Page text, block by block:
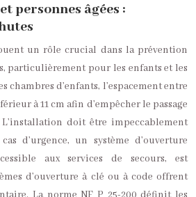
personnes âgées :
un rôle crucial dans la prévention
particulièrement pour les enfants et les
chambres d’enfants, l’espacement entre
à 11 cm afin d’empêcher le passage
doit être impeccablement
d’urgence, un système d’ouverture
aux services de secours, est
d’ouverture à clé ou à code offrent